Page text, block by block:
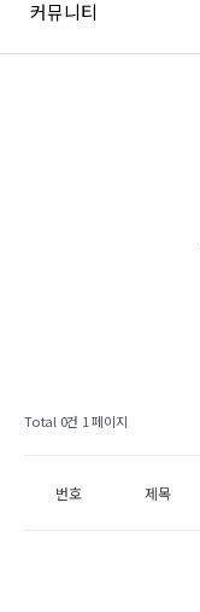
커뮤니티
Total 0건 1 페이지
번호 제목